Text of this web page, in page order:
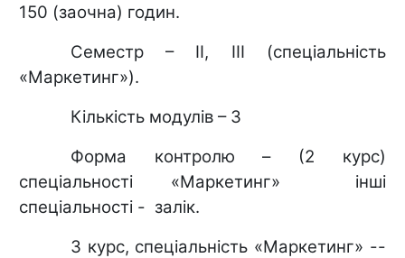
150 (заочна) годин.
Семестр – ІІ, ІІІ (спеціальність
«Маркетинг»).
Кількість модулів – 3
Форма контролю – (2 курс)
спеціальності «Маркетинг» інші
спеціальності - залік.
3 курс, спеціальність «Маркетинг» --